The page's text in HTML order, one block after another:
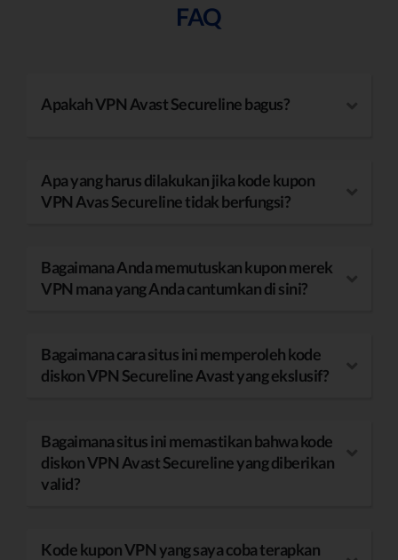
FAQ
Apakah VPN Avast Secureline bagus?
Apa yang harus dilakukan jika kode kupon
VPN Avas Secureline tidak berfungsi?
Bagaimana Anda memutuskan kupon merek
VPN mana yang Anda cantumkan di sini?
Bagaimana cara situs ini memperoleh kode
diskon VPN Secureline Avast yang ekslusif?
Bagaimana situs ini memastikan bahwa kode
diskon VPN Avast Secureline yang diberikan
valid?
Kode kupon VPN yang saya coba terapkan